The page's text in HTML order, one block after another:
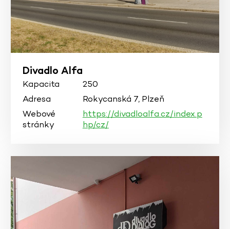
Divadlo Alfa
Kapacita
250
Adresa
Rokycanská 7, Plzeň
Webové
stránky
https://divadloalfa.cz/index.p
hp/cz/